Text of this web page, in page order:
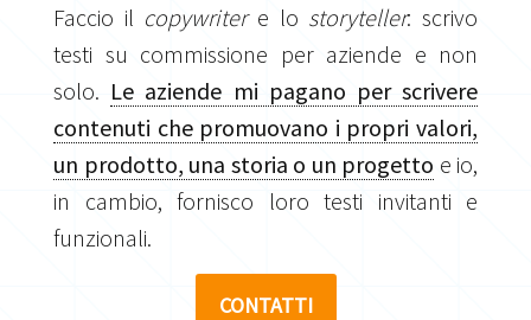
Faccio il copywritere lo storyteller: scrivo
testi su commissione per aziende e non
solo. Le aziende mi pagano per scrivere
contenuti che promuovano i propri valori,
un prodotto, una storia o un progetto e io,
in cambio, fornisco loro testi invitanti e
funzionali.
CONTATTI